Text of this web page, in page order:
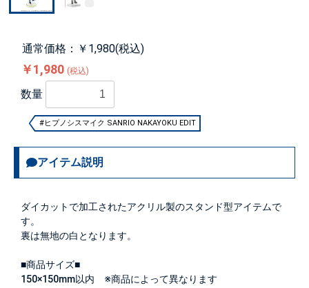
通常価格：￥1,980(税込)
￥1,980 (税込)
数量
#ヒプノシスマイク SANRIO NAKAYOKU EDIT
アイテム説明
ダイカットで加工されたアクリル製のスタンド型アイテムで
す。
裏は無地の白となります。
■商品サイズ■
150×150mm以内 ※商品によって異なります